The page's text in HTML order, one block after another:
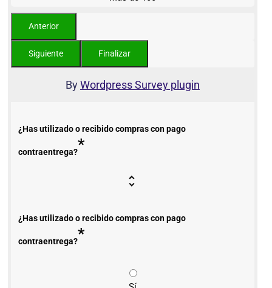
ByWordpress Survey plugin
¿Has utilizado o recibido compras con pago
contraentrega?*
¿Has utilizado o recibido compras con pago
contraentrega?*